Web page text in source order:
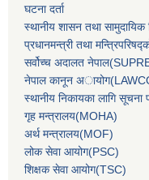
घटना दर्ता
स्थानीय शासन तथा
प्रधानमन्‍त्री तथा
सर्वोच्‍च अदालत
नेपाल कानून
स्थानीय निकायका लागि सूचना
गृह मन्‍त्रालय(MOHA)
अर्थ मन्‍त्रालय(MOF)
लोक सेवा आयोग(PSC)
शिक्षक सेवा आयोग(TSC)